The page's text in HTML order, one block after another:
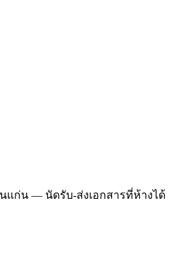
นแก่น — นัดรับ-ส่งเอกสารที่ห้างได้